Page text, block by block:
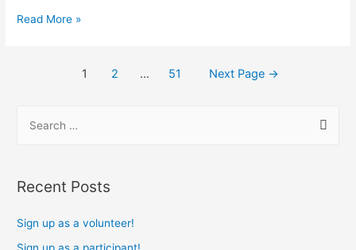
UVT
cercetare
–
Read More »
1 2 … 51 Next Page →
r
h
f
Recent Posts
Sign up as a volunteer!
Sign up as a participant!